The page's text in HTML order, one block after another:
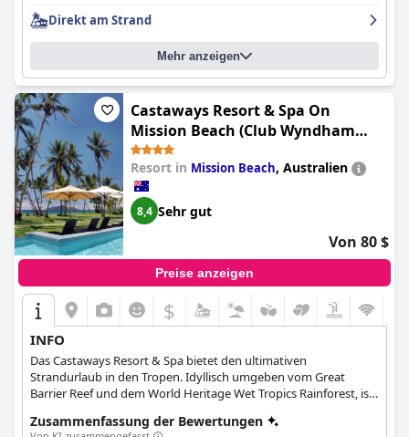
Umgebung ist außergewöhnlich, und das Personal ist
freundlich, hilfsbereit und hat immer ein offenes Ohr für die
Bedürfnisse der Gäste. Der Strand in der Nähe des Hotels ist
atemberaubend und bietet großartige Annehmlichkeiten und
Aktivitäten. Insgesamt ist dasConrad Bora Bora Nuiein Muss
für alle, die einen luxuriösen Aufenthalt im Paradies suchen.
Direkt am Strand
Mehr anzeigen
Castaways Resort & Spa On
Mission Beach (Club Wyndham
Mission Beach)
Resort in Mission Beach, Australien
8,4 Sehr gut
Von 80 $
Preise anzeigen
$
INFO
Das Castaways Resort & Spa bietet den ultimativen
Strandurlaub in den Tropen. Idyllisch umgeben vom Great
Barrier Reef und dem World Heritage Wet Tropics Rainforest, ist
Freunde.
Zusammenfassung der Bewertungen